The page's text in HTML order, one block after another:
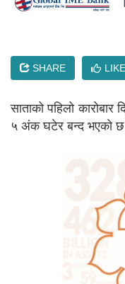
SHARE LIKE
साताको पहिलो
५ अंक घटेर बन्द भएको